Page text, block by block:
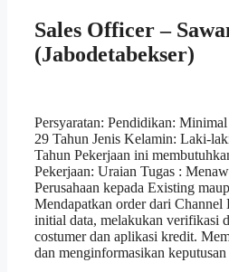
Sales Officer –
(Jabodetabekser)
Persyaratan: Pendidikan:
29 Tahun Jenis Kelamin: Laki-
Tahun Pekerjaan ini
Pekerjaan: Uraian Tugas :
Perusahaan kepada Existing
Mendapatkan order dari
initial data, melakukan verifikasi
costumer dan aplikasi kredit.
dan menginformasikan